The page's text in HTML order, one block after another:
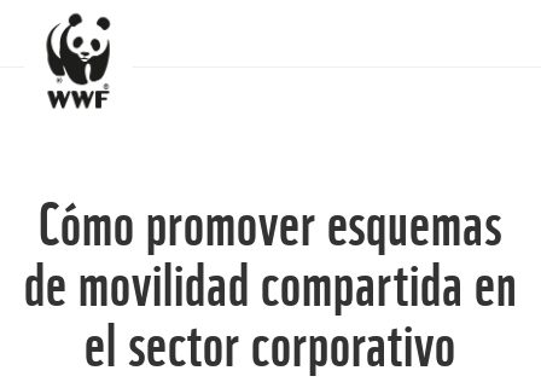
Cómo promover esquemas
de movilidad compartida en
el sector corporativo